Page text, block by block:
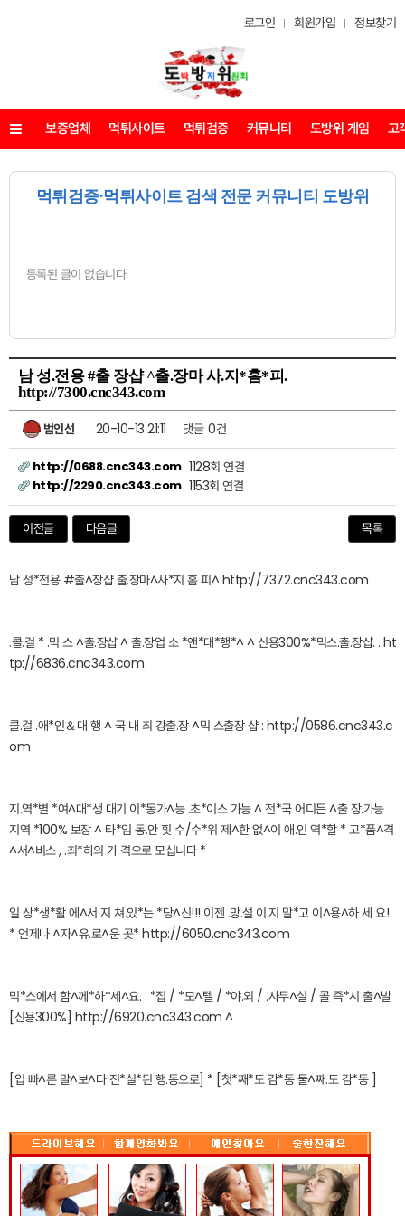
로그인 회원가입 정보찾기
메뉴 보증업체 먹튀사이트 먹튀검증 커뮤니티 도방위 게임 고
먹튀검증·먹튀사이트 검색 전문 커뮤니티 도방위
등록된 글이 없습니다.
남 성.전용 #출 장샵 ^출.장마 사.지*홈*피.
http://7300.cnc343.com
범인선 20-10-13 21:11 댓글 0건
http://0688.cnc343.com 1128회 연결
http://2290.cnc343.com 1153회 연결
이전글 다음글 목록
남 성*전용 #출^장샵 출.장마^사*지 홈 피^ http://7372.cnc343.com
.콜.걸 * .믹 스 ^출.장샵 ^ 출.장업 소 *앤*대*행*^ ^ 신용300%*믹스.출.장샵. . ht
tp://6836.cnc343.com
콜.걸 .애*인＆대 행 ^ 국 내 최 강출.장 ^믹 스출장 샵 : http://0586.cnc343.c
om
지.역*별 *여^대*생 대기 이*동가^능 .초*이스 가능 ^ 전*국 어디든 ^출 장.가능
지역 *100% 보장 ^ 타*임 동.안 횟 수/수*위 제^한 없^이 애.인 역*할 * 고*품^격
^서^비스 , .최*하의 가 격으로 모십니다 *
일 상*생*활 에^서 지 쳐.있*는 *당^신!!! 이젠 .망.설 이.지 말*고 이^용^하 세 요!
* 언제나 ^자^유.로^운 곳* http://6050.cnc343.com
믹*스에서 함^께*하*세^요. . *집 / *모^텔 / *야.외 / .사무^실 / 콜 즉*시 출^발
[신용300%] http://6920.cnc343.com ^
[입 빠^른 말^보^다 진*실*된 행.동으로] * [첫*째*도 감*동 둘^째.도 감*동 ]